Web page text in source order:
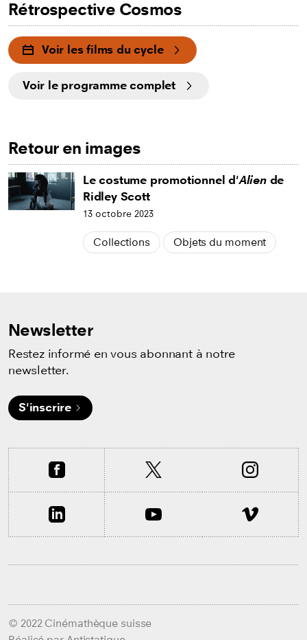
Rétrospective Cosmos
Voir les films du cycle
Voir le programme complet
Retour en images
Le costume promotionnel d'Aliende
Ridley Scott
13 octobre 2023
Collections Objets du moment
Newsletter
Restez informé en vous abonnant à notre
newsletter.
S'inscrire
© 2022 Cinémathèque suisse